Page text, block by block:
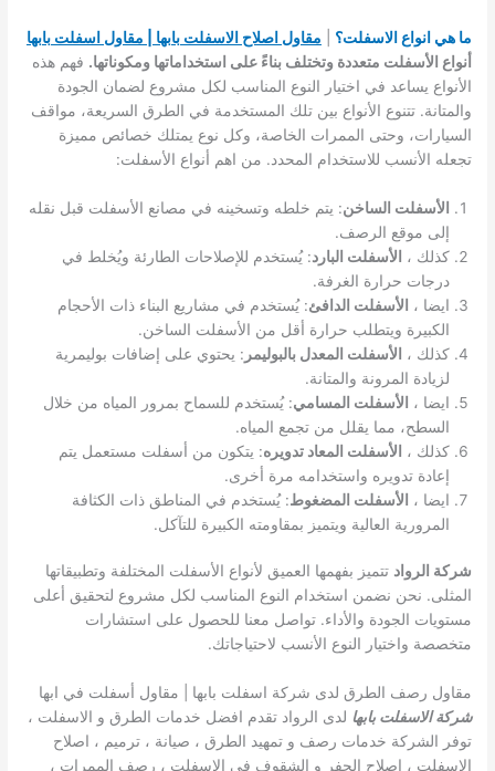
ما هي انواع الاسفلت؟
مقاول اصلاح الاسفلت بابها | مقاول اسفلت بابها
أنواع الأسفلت متعددة وتختلف بناءً على استخداماتها ومكوناتها. فهم هذه
الأنواع يساعد في اختيار النوع المناسب لكل مشروع لضمان الجودة
والمتانة. تتنوع الأنواع بين تلك المستخدمة في الطرق السريعة، مواقف
السيارات، وحتى الممرات الخاصة، وكل نوع يمتلك خصائص مميزة
تجعله الأنسب للاستخدام المحدد. من اهم أنواع الأسفلت:
الأسفلت الساخن: يتم خلطه وتسخينه في مصانع الأسفلت قبل نقله
إلى موقع الرصف.
كذلك ،
الأسفلت البارد: يُستخدم للإصلاحات الطارئة ويُخلط في
درجات حرارة الغرفة.
ايضا ،
الأسفلت الدافئ: يُستخدم في مشاريع البناء ذات الأحجام
الكبيرة ويتطلب حرارة أقل من الأسفلت الساخن.
كذلك ،
الأسفلت المعدل بالبوليمر : يحتوي على إضافات بوليمرية
لزيادة المرونة والمتانة.
ايضا ،
الأسفلت المسامي: يُستخدم للسماح بمرور المياه من خلال
السطح، مما يقلل من تجمع المياه.
كذلك ،
الأسفلت المعاد تدويره: يتكون من أسفلت مستعمل يتم
إعادة تدويره واستخدامه مرة أخرى.
ايضا ،
الأسفلت المضغوط: يُستخدم في المناطق ذات الكثافة
المرورية العالية ويتميز بمقاومته الكبيرة للتآكل.
شركة الرواد تتميز بفهمها العميق لأنواع الأسفلت المختلفة وتطبيقاتها
المثلى. نحن نضمن استخدام النوع المناسب لكل مشروع لتحقيق أعلى
مستويات الجودة والأداء. تواصل معنا للحصول على استشارات
متخصصة واختيار النوع الأنسب لاحتياجاتك.
مقاول رصف الطرق لدى شركة اسفلت بابها | مقاول أسفلت في ابها
شركة الاسفلت بابها لدى الرواد تقدم افضل خدمات الطرق و الاسفلت ،
توفر الشركة خدمات رصف و تمهيد الطرق ، صيانة ، ترميم ، اصلاح
الاسفلت ، اصلاح الحفر و الشقوف في الاسفلت ، رصف الممرات ،